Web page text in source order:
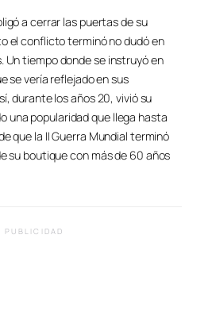
a cerrar las puertas de su
el conflicto terminó no dudó en
Un tiempo donde se instruyó en
se vería reflejado en sus
durante los años 20, vivió su
una popularidad que llega hasta
que la II Guerra Mundial terminó
su boutique con más de 60 años
PUBLICIDAD